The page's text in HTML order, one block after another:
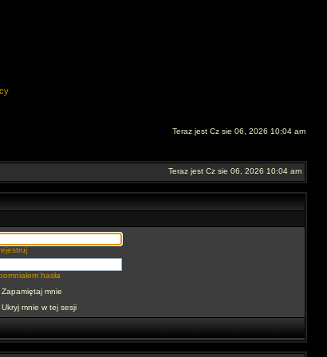
Teraz jest Cz sie 06, 2026 10:04 am
Teraz jest Cz sie 06, 2026 10:04 am
hasła
Zapamiętaj mnie
Ukryj mnie w tej sesji